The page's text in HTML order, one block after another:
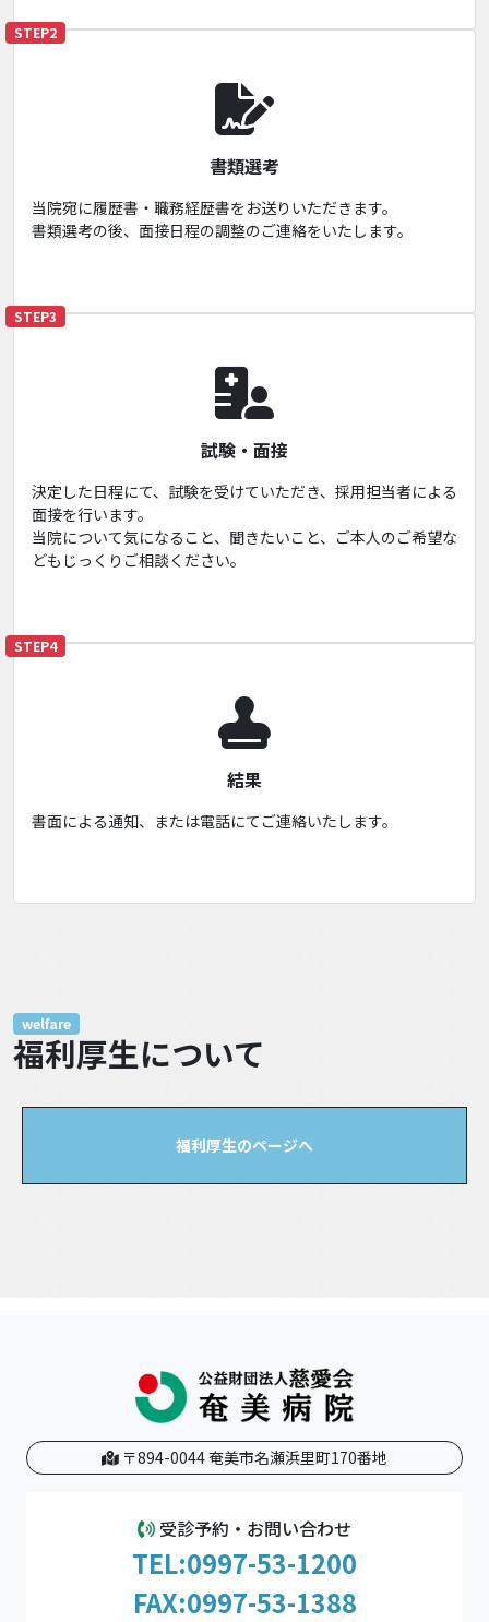
STEP2
書類選考
当院宛に履歴書・職務経歴書をお送りいただきます。
書類選考の後、面接日程の調整のご連絡をいたします。
STEP3
試験・面接
決定した日程にて、試験を受けていただき、採用担当者による
面接を行います。
当院について気になること、聞きたいこと、ご本人のご希望な
どもじっくりご相談ください。
STEP4
結果
書面による通知、または電話にてご連絡いたします。
welfare
福利厚生について
福利厚生のページへ
〒894-0044 奄美市名瀬浜里町170番地
受診予約・お問い合わせ
TEL:0997-53-1200
FAX:0997-53-1388